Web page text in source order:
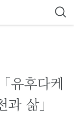
유후다케
삶」